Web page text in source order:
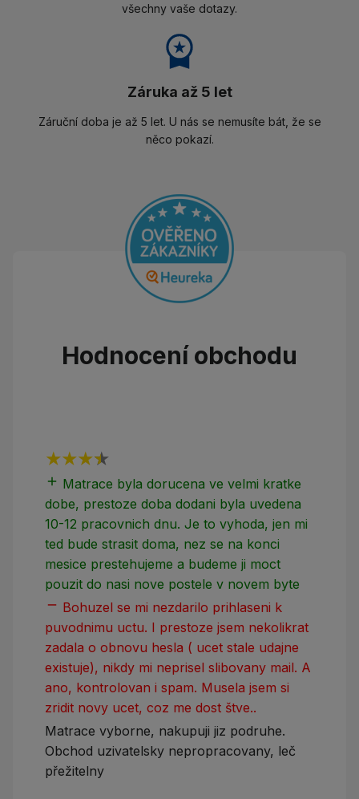
všechny vaše dotazy.
Záruka až 5 let
Záruční doba je až 5 let. U nás se nemusíte bát, že se
něco pokazí.
Hodnocení obchodu
add Matrace byla dorucena ve velmi kratke
dobe, prestoze doba dodani byla uvedena
10-12 pracovnich dnu. Je to vyhoda, jen mi
ted bude strasit doma, nez se na konci
mesice prestehujeme a budeme ji moct
pouzit do nasi nove postele v novem byte
remove Bohuzel se mi nezdarilo prihlaseni k
puvodnimu uctu. I prestoze jsem nekolikrat
zadala o obnovu hesla ( ucet stale udajne
existuje), nikdy mi neprisel slibovany mail. A
ano, kontrolovan i spam. Musela jsem si
zridit novy ucet, coz me dost štve..
Matrace vyborne, nakupuji jiz podruhe.
Obchod uzivatelsky nepropracovany, leč
přežitelny